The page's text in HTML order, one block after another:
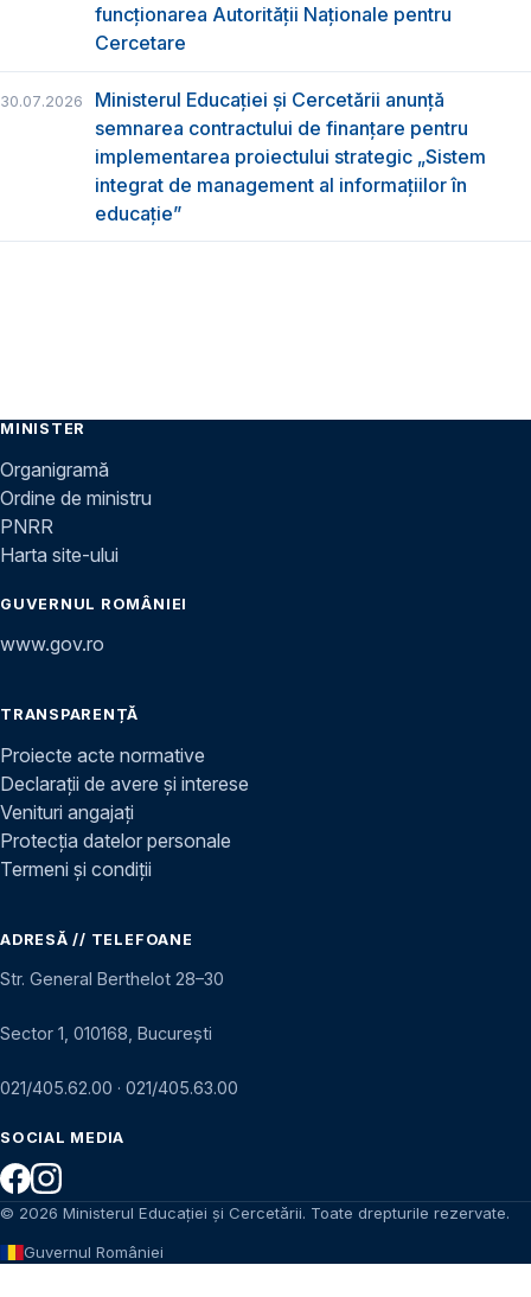
funcţionarea Autorităţii Naţionale pentru
Cercetare
30.07.2026
Ministerul Educației și Cercetării anunță
semnarea contractului de finanțare pentru
implementarea proiectului strategic „Sistem
integrat de management al informațiilor în
educație”
MINISTER
Organigramă
Ordine de ministru
PNRR
Harta site-ului
GUVERNUL ROMÂNIEI
www.gov.ro
TRANSPARENȚĂ
Proiecte acte normative
Declarații de avere și interese
Venituri angajați
Protecția datelor personale
Termeni și condiții
ADRESĂ // TELEFOANE
Str. General Berthelot 28–30
Sector 1, 010168, București
021/405.62.00 · 021/405.63.00
SOCIAL MEDIA
© 2026 Ministerul Educației și Cercetării. Toate drepturile rezervate.
Guvernul României